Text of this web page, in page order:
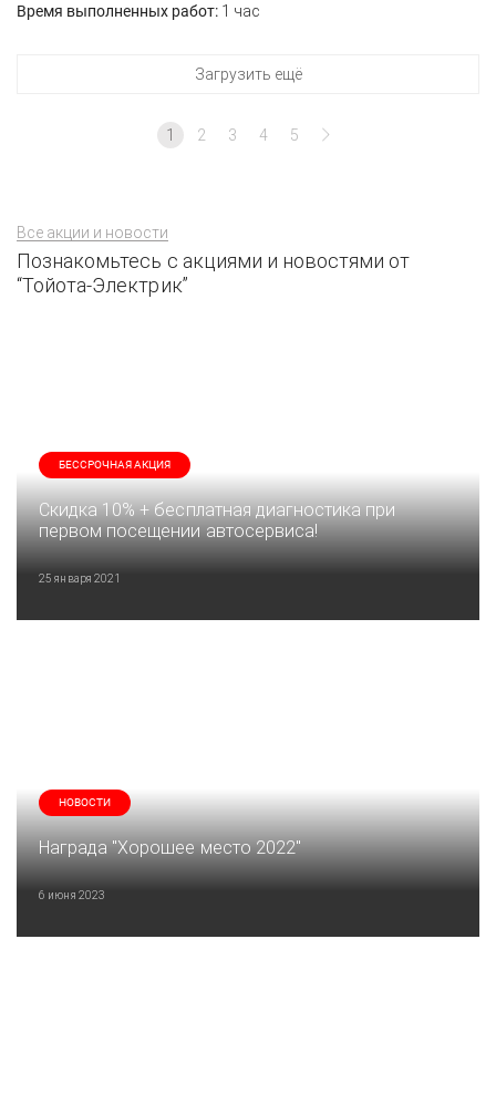
Время выполненных работ: 1 час
Загрузить ещё
1 2 3 4 5
Все акции и новости
Познакомьтесь с акциями и новостями от
“Тойота-Электрик”
БЕССРОЧНАЯ АКЦИЯ
Скидка 10% + бесплатная диагностика при
первом посещении автосервиса!
25 января 2021
НОВОСТИ
Награда "Хорошее место 2022"
6 июня 2023